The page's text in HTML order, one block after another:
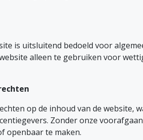
is uitsluitend bedoeld voor
alleen te gebruiken voor
op de inhoud van de website,
Zonder onze
openbaar te maken.